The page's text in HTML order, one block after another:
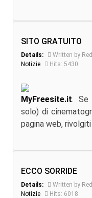
SITO GRATUITO
Details: Written by
Notizie
Hits: 5430
MyFreesite.it. Se
solo) di
pagina web,
ECCO SORRIDE
Details: Written by
Notizie
Hits: 6018